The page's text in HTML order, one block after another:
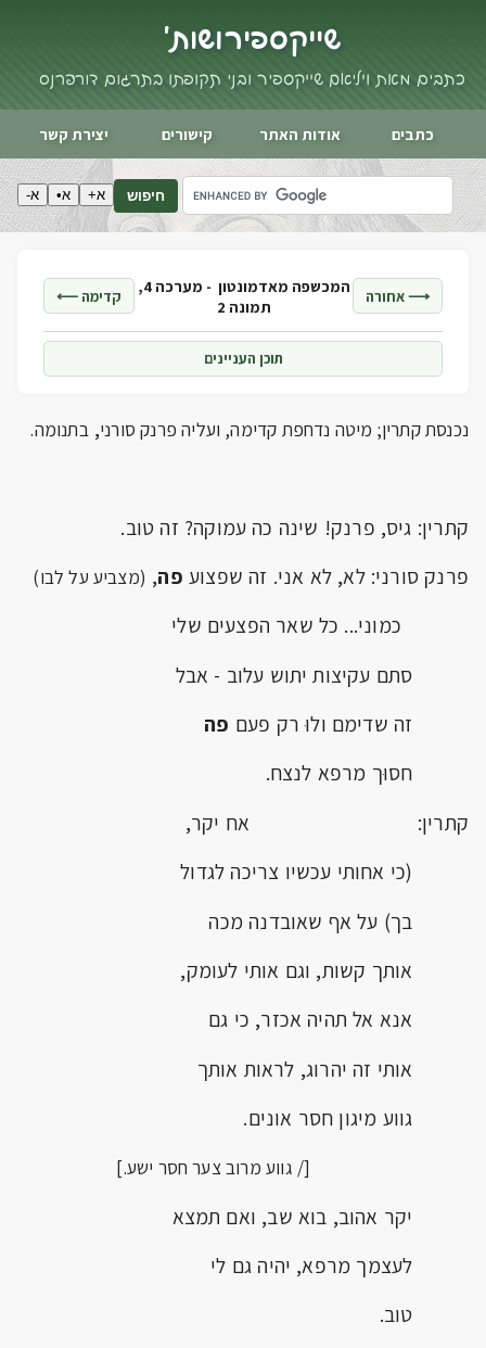
שייקספיר ושות'
כתבים מאת ויליאם שייקספיר ובני תקופתו בתרגום דורי פרנס
כתבים אודות האתר קישורים יצירת קשר
חיפוש א+ א• א-
⟶ אחורה המכשפה מאדמונטון -
מערכה 4,
תמונה 2
קדימה ⟵
תוכן העניינים
נכנסת קתרין; מיטה נדחפת קדימה, ועליה פרנק סורני,בתנומה.
קתרין: גיס, פרנק! שינה כה עמוקה? זה טוב.
פרנק סורני: לא, לא אני. זה שפצוע פה, (מצביע על לבו)
כמוני... כל שאר הפצעים שלי
סתם עקיצות יתוש עלוב - אבל
זה שדימם ולוּ רק פעם פה
חסוּך מרפא לנצח.
קתרין: אח יקר,
(כי אחותי עכשיו צריכה לגדול
בך) על אף שאובדנה מכה
אותך קשות, וגם אותי לעומק,
אנא אל תהיה אכזר, כי גם
אותי זה יהרוג, לראות אותך
גווע מיגון חסר אונים.
[/ גווע מרוב צער חסר ישע.]
יקר אהוב, בוא שב, ואם תמצא
לעצמך מרפא, יהיה גם לי
טוב.